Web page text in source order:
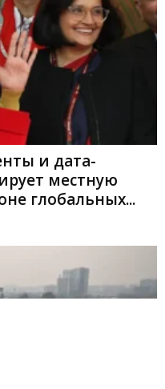
и дата-
местную
глобальных...